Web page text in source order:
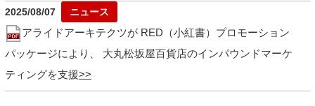
2025/08/07
アライドアーキテクツが RED（小紅書）プロモーション
パッケージにより、 大丸松坂屋百貨店のインパウンドマーケ
ティングを支援